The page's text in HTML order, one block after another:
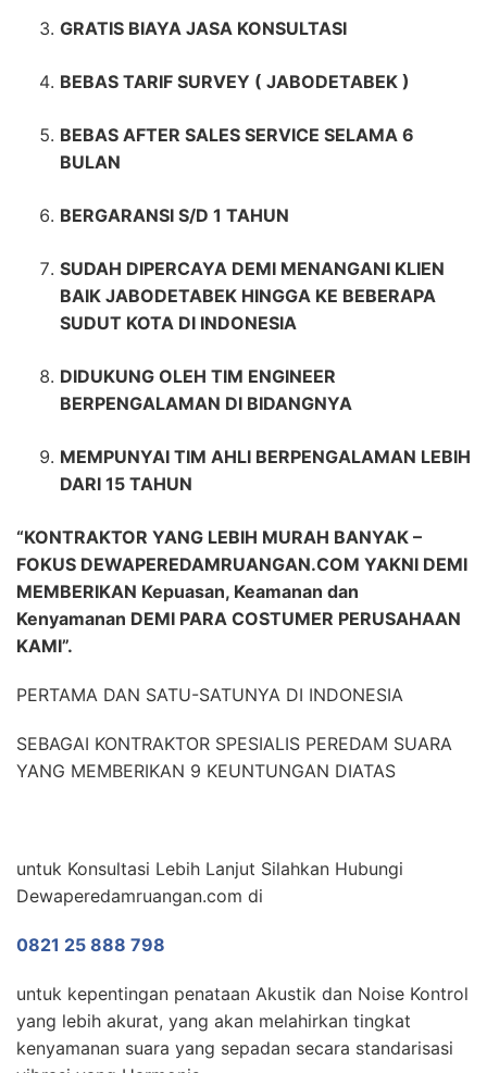
GRATIS BIAYA JASA KONSULTASI
BEBAS TARIF SURVEY ( JABODETABEK )
BEBAS AFTER SALES SERVICE SELAMA 6
BULAN
BERGARANSI S/D 1 TAHUN
SUDAH DIPERCAYA DEMI MENANGANI KLIEN
BAIK JABODETABEK HINGGA KE BEBERAPA
SUDUT KOTA DI INDONESIA
DIDUKUNG OLEH TIM ENGINEER
BERPENGALAMAN DI BIDANGNYA
MEMPUNYAI TIM AHLI BERPENGALAMAN LEBIH
DARI 15 TAHUN
“KONTRAKTOR YANG LEBIH MURAH BANYAK –
FOKUS DEWAPEREDAMRUANGAN.COM YAKNI DEMI
MEMBERIKAN Kepuasan, Keamanan dan
Kenyamanan DEMI PARA COSTUMER PERUSAHAAN
KAMI”.
PERTAMA DAN SATU-SATUNYA DI INDONESIA
SEBAGAI KONTRAKTOR SPESIALIS PEREDAM SUARA
YANG MEMBERIKAN 9 KEUNTUNGAN DIATAS
untuk Konsultasi Lebih Lanjut Silahkan Hubungi
Dewaperedamruangan.com di
0821 25 888 798
untuk kepentingan penataan Akustik dan Noise Kontrol
yang lebih akurat, yang akan melahirkan tingkat
kenyamanan suara yang sepadan secara standarisasi